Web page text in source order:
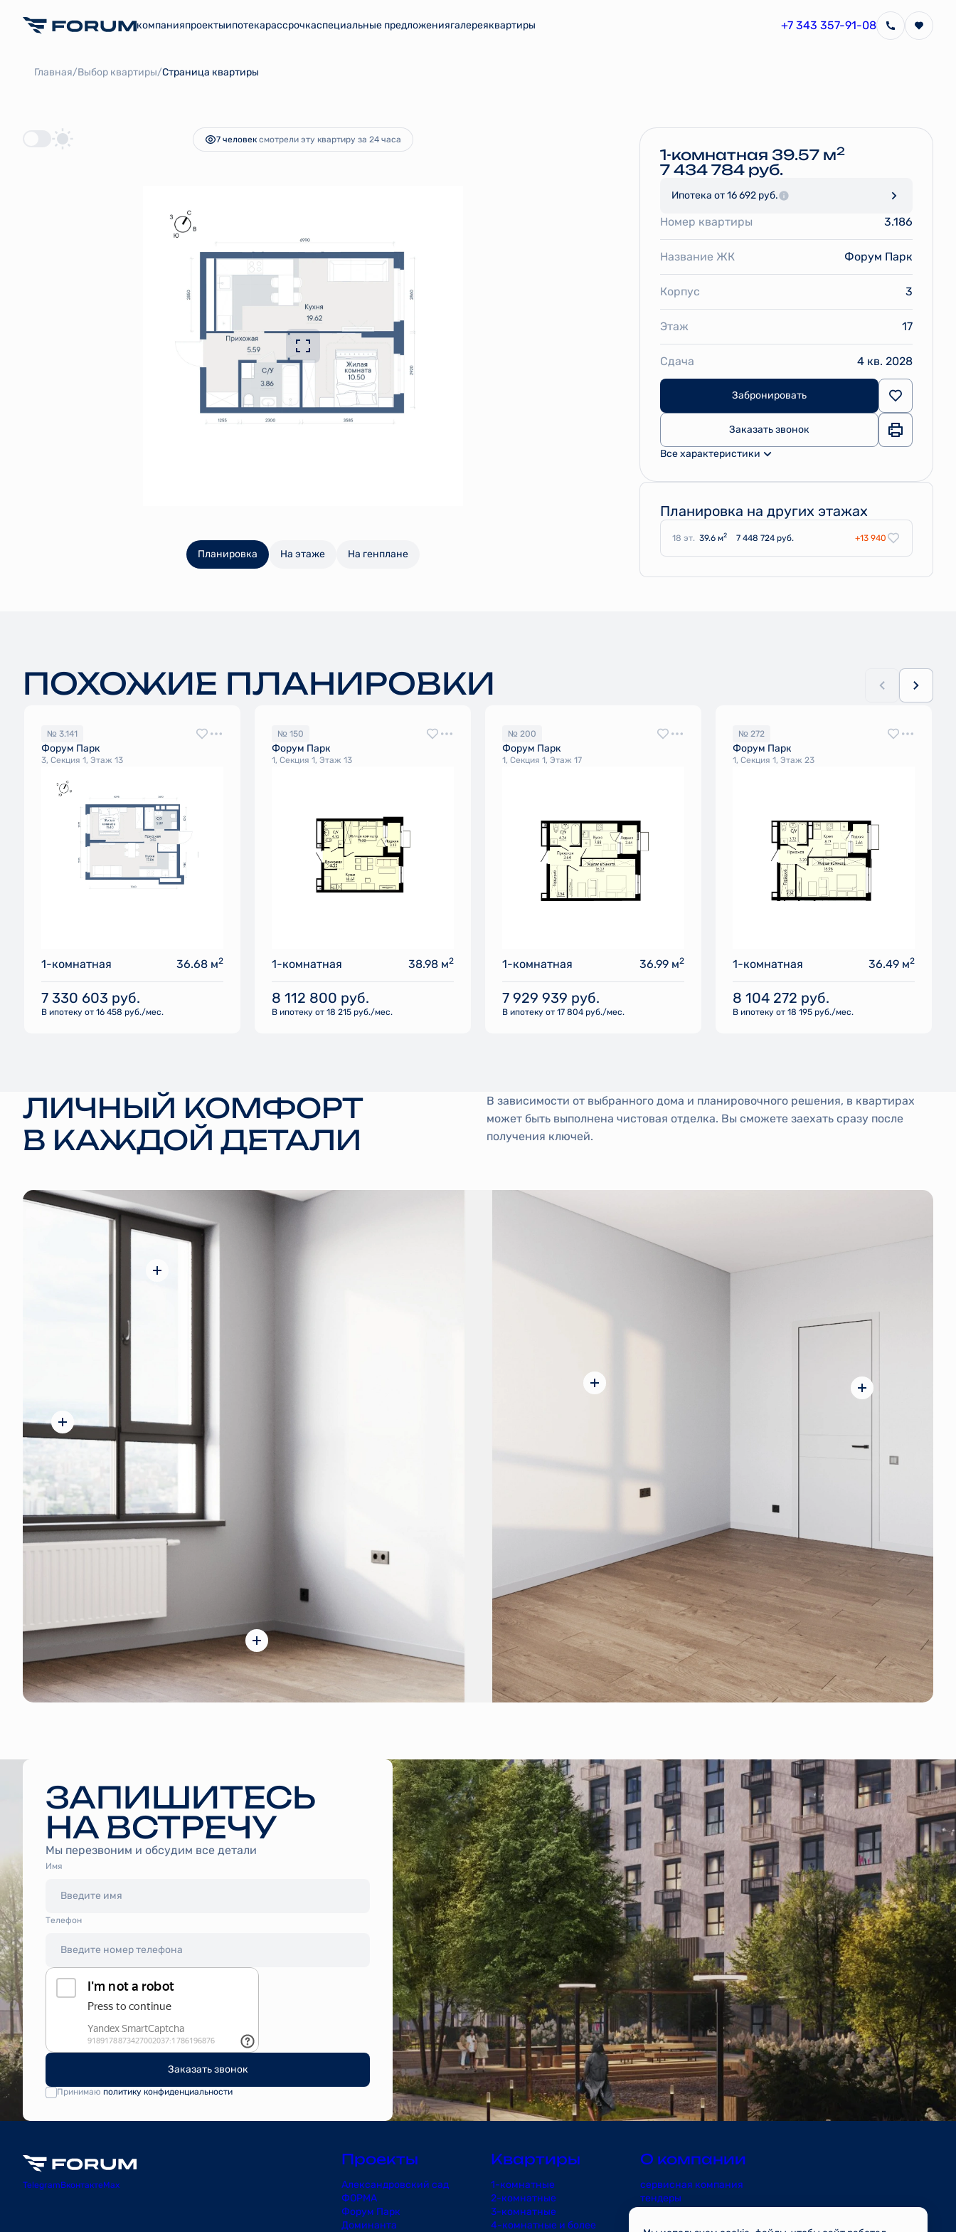
компанияпроектыипотекарассрочкаспециальные предложениягалереяквартиры +7 343 357-91-08
Главная/Выбор квартиры/Страница квартиры
1-комнатная39.57 м 7 434 784 руб.
7 человек смотрели эту квартиру за 24 часа
Планировка На этаже На генплане
1-комнатная 39.57 м2
7 434 784 руб.
Ипотека от 16 692 руб.
Номер квартиры 3.186
Название ЖК Форум Парк
Корпус 3
Этаж 17
Сдача 4 кв. 2028
Забронировать
Заказать звонок
Все характеристики
Планировка на других этажах
18 эт. 39.6 м2 7 448 724 руб. +13 940
ПОХОЖИЕ ПЛАНИРОВКИ
№ 3.141
Форум Парк
3, Секция 1, Этаж 13
1-комнатная 36.68 м2
7 330 603 руб.
В ипотеку от 16 458 руб./мес.
№ 150
Форум Парк
1, Секция 1, Этаж 13
1-комнатная 38.98 м2
8 112 800 руб.
В ипотеку от 18 215 руб./мес.
№ 200
Форум Парк
1, Секция 1, Этаж 17
1-комнатная 36.99 м2
7 929 939 руб.
В ипотеку от 17 804 руб./мес.
№ 272
Форум Парк
1, Секция 1, Этаж 23
1-комнатная 36.49 м2
8 104 272 руб.
В ипотеку от 18 195 руб./мес.
ЛИЧНЫЙ КОМФОРТ
В КАЖДОЙ ДЕТАЛИ
В зависимости от выбранного дома и планировочного решения, в квартирах
может быть выполнена чистовая отделка. Вы сможете заехать сразу после
получения ключей.
ЗАПИШИТЕСЬ
НА ВСТРЕЧУ
Мы перезвоним и обсудим все детали
Имя
Tелефон
Заказать звонок
Принимаю политику конфиденциальности
TelegramВконтактеMax
Проекты
Александровский сад
ФОРМА
Форум Парк
Доминанта
Квартиры
1-комнатные
2-комнатные
3-комнатные
4-комнатные и более
О компании
сервисная компания
тендеры